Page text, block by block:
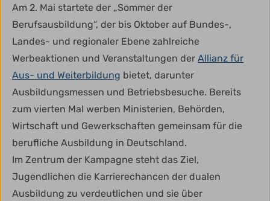
Am 2. Mai startete der „Sommer der
Berufsausbildung“, der bis Oktober auf Bundes-,
Landes- und regionaler Ebene zahlreiche
Werbeaktionen und Veranstaltungen der Allianz für
Aus- und Weiterbildung bietet, darunter
Ausbildungsmessen und Betriebsbesuche. Bereits
zum vierten Mal werben Ministerien, Behörden,
Wirtschaft und Gewerkschaften gemeinsam für die
berufliche Ausbildung in Deutschland.
Im Zentrum der Kampagne steht das Ziel,
Jugendlichen die Karrierechancen der dualen
Ausbildung zu verdeutlichen und sie über